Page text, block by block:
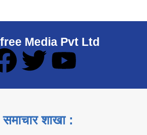
Media Pvt Ltd
समाचार शाखा :